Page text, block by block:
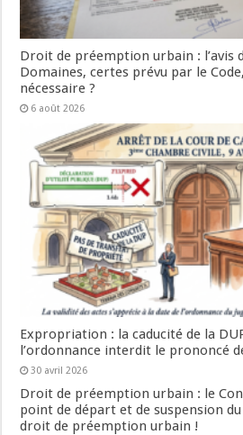
Droit de préemption urbain : l’avis
Domaines, certes prévu par le
nécessaire ?
6 août 2026
Expropriation : la caducité de la
l’ordonnance interdit le prononcé
30 avril 2026
Droit de préemption urbain : le
point de départ et de suspension du
droit de préemption urbain !